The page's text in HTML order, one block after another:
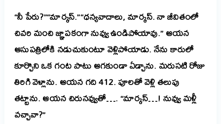
“నీ పేరు?”“మార్కస్.”“ధన్యవాదాలు, మార్కస్. నా జీవితంలో
చివరి మంచి జ్ఞాపకంగా నువ్వు ఉండిపోయావు.” ఆయన
ఆసుపత్రిలోకి నడుచుకుంటూ వెళ్లిపోయాడు. నేను కారులో
కూర్చొని ఒక గంట పాటు ఆగకుండా ఏడ్చాను. మరుసటి రోజు
తిరిగి వెళ్లాను. ఆయన గది 412. పూలతో వెళ్లి తలుపు
తట్టాను. ఆయన చిరునవ్వుతో…. “మార్కస్…! నువ్వు మళ్లీ
వచ్చావా?”